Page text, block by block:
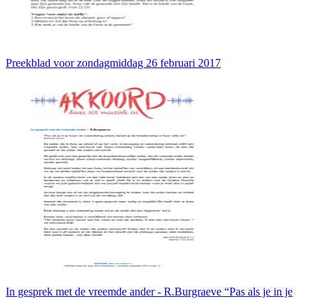
Preekblad voor zondagmiddag 26 februari 2017
In gesprek met de vreemde ander - R.Burgraeve “Pas als je in je